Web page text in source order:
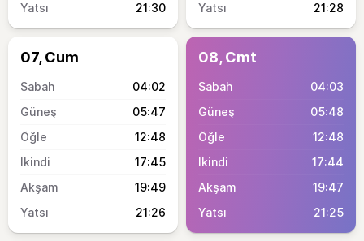
21:30
21:28
07, Cum
04:02
05:47
12:48
17:45
19:49
21:26
08, Cmt
04:03
05:48
12:48
17:44
19:47
21:25